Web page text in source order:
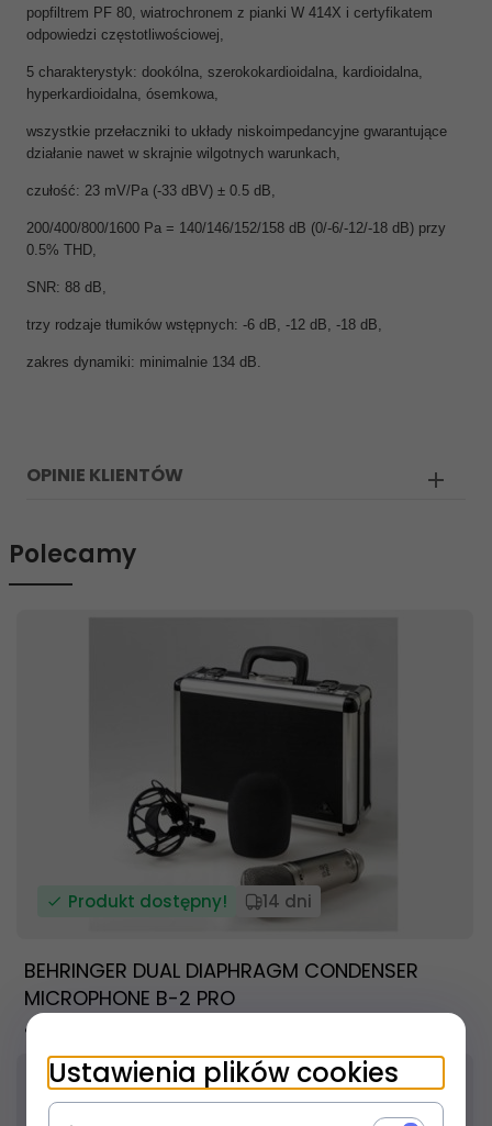
popfiltrem PF 80, wiatrochronem z pianki W 414X i certyfikatem
odpowiedzi częstotliwościowej,
5 charakterystyk: dookólna, szerokokardioidalna, kardioidalna,
hyperkardioidalna, ósemkowa,
wszystkie przełaczniki to układy niskoimpedancyjne gwarantujące
działanie nawet w skrajnie wilgotnych warunkach,
czułość: 23 mV/Pa (-33 dBV) ± 0.5 dB,
200/400/800/1600 Pa = 140/146/152/158 dB (0/-6/-12/-18 dB) przy
0.5% THD,
SNR: 88 dB,
trzy rodzaje tłumików wstępnych: -6 dB, -12 dB, -18 dB,
zakres dynamiki: minimalnie 134 dB.
OPINIE KLIENTÓW
Polecamy
Produkt dostępny! 14 dni
BEHRINGER DUAL DIAPHRAGM CONDENSER
MICROPHONE B-2 PRO
476,
Ustawienia plików cookies